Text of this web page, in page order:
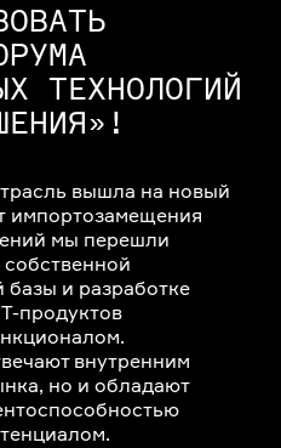
ТЕХНОЛОГИЙ
вышла на новый
импортозамещения
мы перешли
базы и разработке
продуктов
внутренним
но и обладают